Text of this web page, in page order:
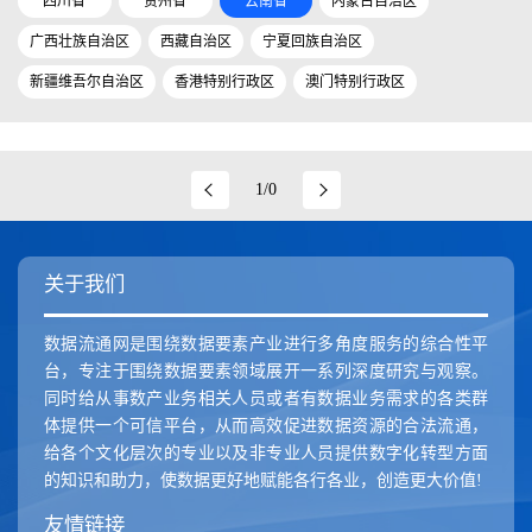
广西壮族自治区 西藏自治区 宁夏回族自治区
新疆维吾尔自治区 香港特别行政区 澳门特别行政区
1/0
关于我们
数据流通网是围绕数据要素产业进行多角度服务的综合性平
台，专注于围绕数据要素领域展开一系列深度研究与观察。
同时给从事数产业务相关人员或者有数据业务需求的各类群
体提供一个可信平台，从而高效促进数据资源的合法流通，
给各个文化层次的专业以及非专业人员提供数字化转型方面
的知识和助力，使数据更好地赋能各行各业，创造更大价值!
友情链接